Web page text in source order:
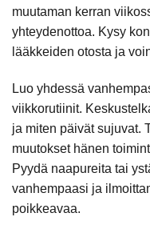
muutaman kerran
yhteydenottoa. Kysy
lääkkeiden otosta ja
Luo yhdessä
viikkorutiinit.
ja miten päivät sujuvat.
muutokset hänen
Pyydä naapureita tai
vanhempaasi ja
poikkeavaa.